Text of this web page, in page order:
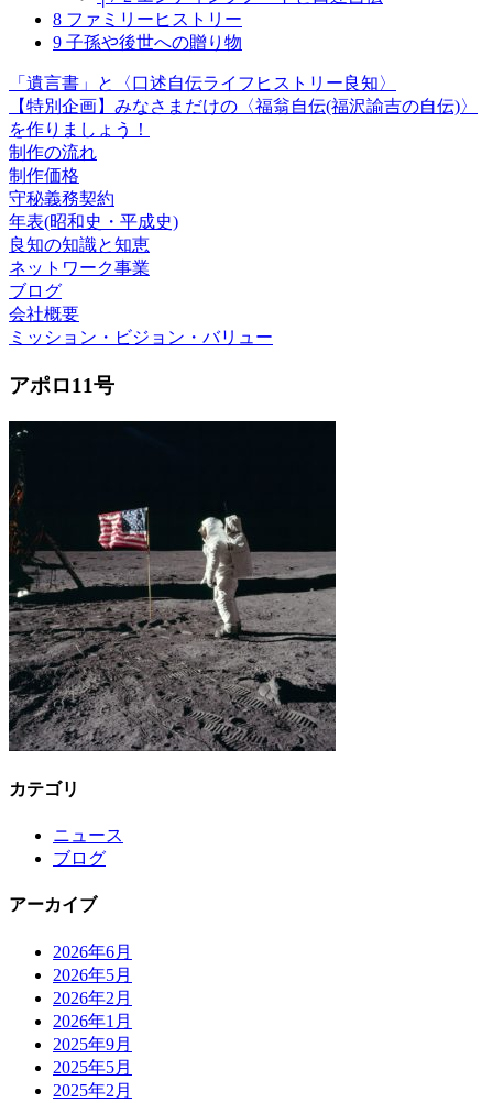
8 ファミリーヒストリー
9 子孫や後世への贈り物
「遺言書」と〈口述自伝ライフヒストリー良知〉
【特別企画】みなさまだけの〈福翁自伝(福沢諭吉の自伝)〉
を作りましょう！
制作の流れ
制作価格
守秘義務契約
年表(昭和史・平成史)
良知の知識と知恵
ネットワーク事業
ブログ
会社概要
ミッション・ビジョン・バリュー
アポロ11号
カテゴリ
ニュース
ブログ
アーカイブ
2026年6月
2026年5月
2026年2月
2026年1月
2025年9月
2025年5月
2025年2月